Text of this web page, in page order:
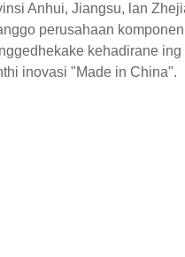
Anhui, Jiangsu, lan
perusahaan
kehadirane
inovasi "Made in China".